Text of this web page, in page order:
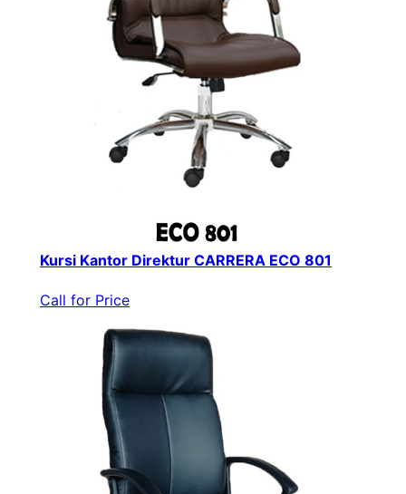
Kursi Kantor Direktur CARRERA ECO 801
Call for Price